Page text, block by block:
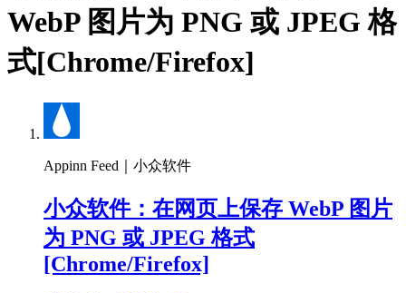
WebP 图片为 PNG 或 JPEG 格
式[Chrome/Firefox]
Appinn Feed｜小众软件
小众软件：在网页上保存 WebP 图片
为 PNG 或 JPEG 格式
[Chrome/Firefox]